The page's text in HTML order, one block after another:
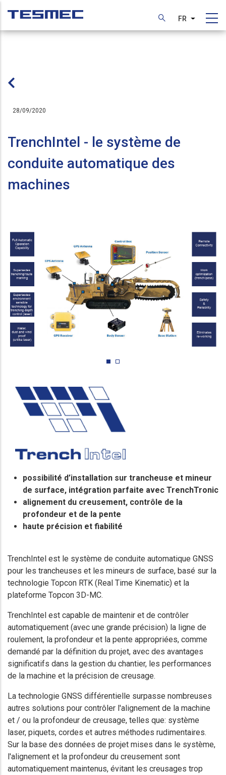
contenu
FR Lister les
28/09/2020
TrenchIntel - le système de
conduite automatique des
machines
possibilité d’installation sur trancheuse et mineur
de surface, intégration parfaite avec TrenchTronic
alignement du creusement, contrôle de la
profondeur et de la pente
haute précision et fiabilité
TrenchIntel est le système de conduite automatique GNSS
pour les trancheuses et les mineurs de surface, basé sur la
technologie Topcon RTK (Real Time Kinematic) et la
plateforme Topcon 3D-MC.
TrenchIntel est capable de maintenir et de contrôler
automatiquement (avec une grande précision) la ligne de
roulement, la profondeur et la pente appropriées, comme
demandé par la définition du projet, avec des avantages
significatifs dans la gestion du chantier, les performances
de la machine et la précision de creusage.
La technologie GNSS différentielle surpasse nombreuses
autres solutions pour contrôler l'alignement de la machine
et / ou la profondeur de creusage, telles que: système
laser, piquets, cordes et autres méthodes rudimentaires.
Sur la base des données de projet mises dans le système,
l'alignement et la profondeur du creusement sont
automatiquement maintenus, évitant les creusages trop